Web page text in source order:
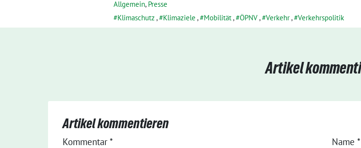
Allgemein, Presse
Klimaschutz , Klimaziele , Mobilität, ÖPNV, Verkehr, Verkehrspolitik
Artikel
Artikel kommentieren
Kommentar* Name *